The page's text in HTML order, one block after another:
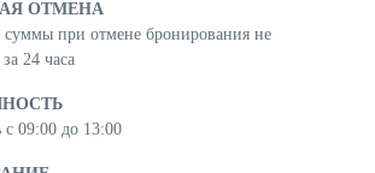
ОТМЕНА
суммы при отмене бронирования не
24 часa
09:00 до 13:00